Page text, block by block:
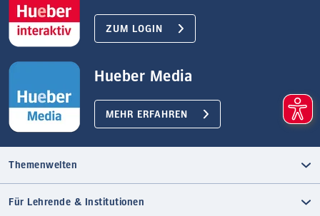
ZUM LOGIN
Hueber Media
MEHR ERFAHREN
Themenwelten
Für Lehrende & Institutionen